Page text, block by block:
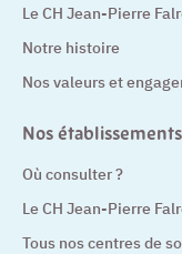
Le CH Jean-Pierre
Notre histoire
Nos valeurs et
Nos
Où consulter ?
Le CH Jean-Pierre
Tous nos centres de